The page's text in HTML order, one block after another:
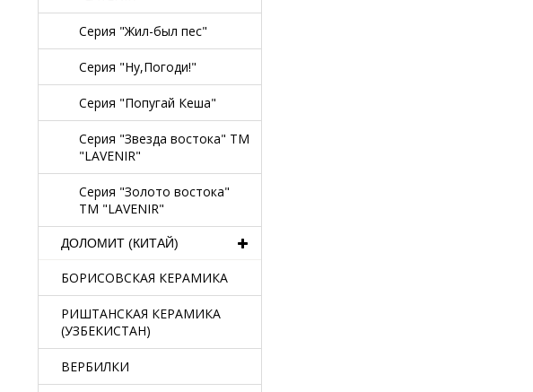
Серия "Жил-был пес"
Серия "Ну,Погоди!"
Серия "Попугай Кеша"
Серия "Звезда востока" TM
"LAVENIR"
Серия "Золото востока"
TM "LAVENIR"
ДОЛОМИТ (КИТАЙ)
БОРИСОВСКАЯ КЕРАМИКА
РИШТАНСКАЯ КЕРАМИКА
(УЗБЕКИСТАН)
ВЕРБИЛКИ